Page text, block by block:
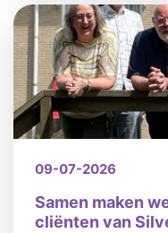
09-07-2026
Samen maken
cliënten van